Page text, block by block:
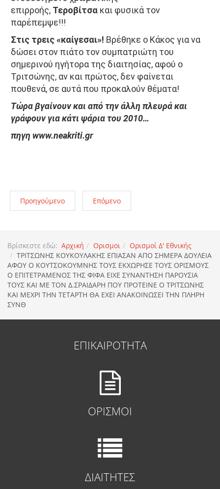
επιρροής, Τεροβίτσα και φυσικά τον
παρέπεμψε!!!
Στις τρεις «καίγεσαι»! Βρέθηκε ο Κάκος για να
δώσει στον πιάτο τον συμπατριώτη του
σημερινού ηγήτορα της διαιτησίας, αφού ο
Τριτσώνης, αν και πρώτος, δεν φαίνεται
πουθενά, σε αυτά που προκαλούν θέματα!
Τώρα βγαίνουν και από την άλλη πλευρά και
γράφουν για κάτι ψάρια του 2010…
πηγη www.neakriti.gr
Προηγούμενο Επόμενο
Βρίσκεστε εδώ: Αρχική Ορισμοι
Ορισμοί Δ' Εθνικής
TΡΙΤΣΩΝΗΣ ΚΟΥΚΟΥΛΑΚΗΣ ΕΠΙΑΣΑΝ ΑΠΟ ΣΗΜΕΡΑ ΔΟΥΛΕΙΑ
ΑΦΟΥ Ο ΚΟΥΤΣΟΚΟΥΜΝΗΣ ΤΟΥΣ ΕΚΧΩΡΗΣΕ ΤΟΥΣ ΟΡΙΣΜΟΥΣ
Ο ΕΠΙΤΕΤΡΑΜΕΝΟΣ ΤΗΣ ΦΙΦΑ ΕΙΧΕ ΣΥΝΑΝΤΗΣΗ ΠΑΡΟΥΣΙΑ
ΤΟΥΣ ΚΑΙ ΜΕ ΤΟΝ Δ.ΣΡΑΙΔΑΡΗ ΠΟΥ ΠΡΟΤΕΙΝΕ Ο ΤΡΙΤΣΩΝΗΣ
ΚΑΙ ΜΕΧΡΙ ΤΗΝ ΤΕΤΑΡΤΗ ΘΑ ΕΧΕΙ ΑΝΑΚΟΙΝΩΣΕΙ ΤΗΝ ΠΛΗΡΗ
ΣΥΝΘ
ΕΠΙΚΑΙΡΟΤΗΤΑ
ΟΡΙΣΜΟΙ
ΔΙΑΙΤΗΤΕΣ